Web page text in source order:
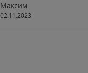
Максим
02.11.2023